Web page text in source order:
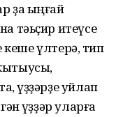
ҙа ыңғай
тәьҫир итеүсе
кеше үлтерә, тип
һүҙҙәрҙе уйлап
һүҙҙәр уларға